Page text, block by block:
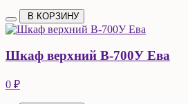
В КОРЗИНУ
Шкаф верхний В-700У Ева
0 ₽